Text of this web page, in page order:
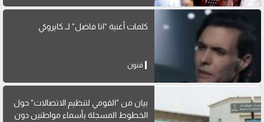
كلمات أغنية "انا فاضل" لــ كايروكي
فنون
بيان من "القومي لتنظيم الاتصالات" حول
الخطوط المسجلة بأسماء مواطنين دون